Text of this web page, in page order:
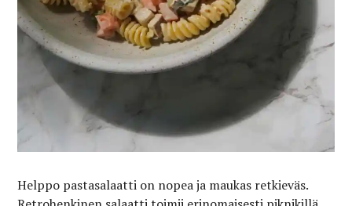
Helppo pastasalaatti on nopea ja maukas retkieväs.